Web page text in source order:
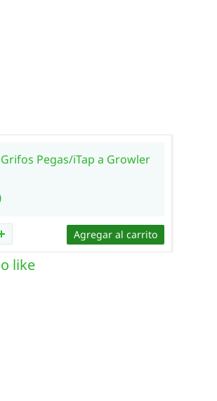
Pegas/iTap a Growler
Agregar al carrito
like